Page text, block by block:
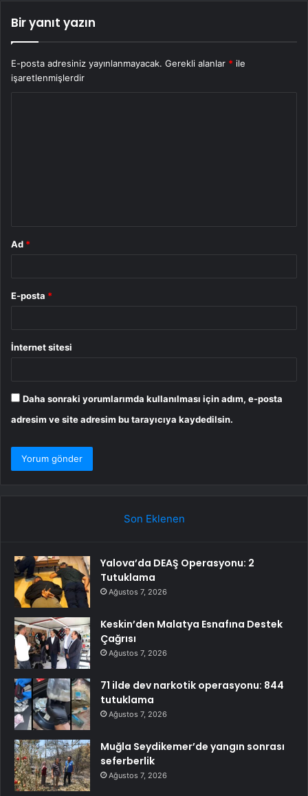
Bir yanıt yazın
E-posta adresiniz yayınlanmayacak. Gerekli alanlar * ile
işaretlenmişlerdir
Ad *
E-posta *
İnternet sitesi
Daha sonraki yorumlarımda kullanılması için adım, e-posta
adresim ve site adresim bu tarayıcıya kaydedilsin.
Son Eklenen
Yalova’da DEAŞ Operasyonu: 2
Tutuklama
Ağustos 7, 2026
Keskin’den Malatya Esnafına Destek
Çağrısı
Ağustos 7, 2026
71 ilde dev narkotik operasyonu: 844
tutuklama
Ağustos 7, 2026
Muğla Seydikemer’de yangın sonrası
seferberlik
Ağustos 7, 2026